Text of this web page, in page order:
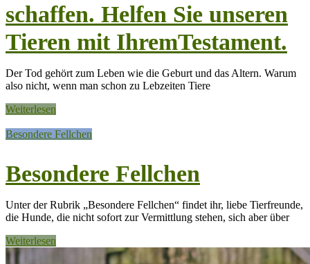
schaffen. Helfen Sie unseren
Tieren mit IhremTestament.
Der Tod gehört zum Leben wie die Geburt und das Altern. Warum
also nicht, wenn man schon zu Lebzeiten Tiere
Weiterlesen
Besondere Fellchen
Besondere Fellchen
Unter der Rubrik „Besondere Fellchen“ findet ihr, liebe Tierfreunde,
die Hunde, die nicht sofort zur Vermittlung stehen, sich aber über
Weiterlesen